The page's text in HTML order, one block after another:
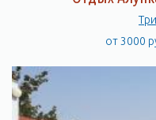
от 3000